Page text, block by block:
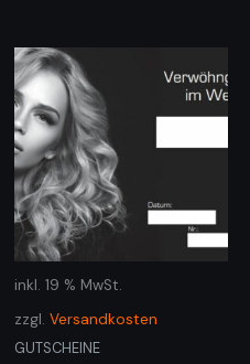
inkl. 19 % MwSt.
zzgl. Versandkosten
GUTSCHEINE